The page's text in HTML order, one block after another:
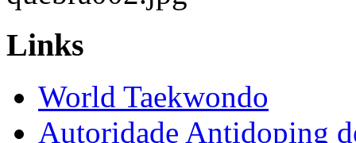
Links
World Taekwondo
Autoridade Antidoping